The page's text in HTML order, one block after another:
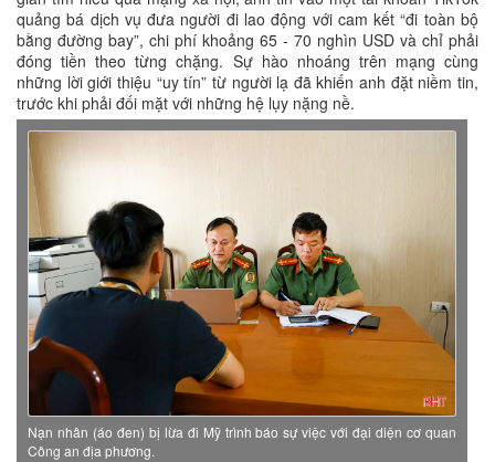
quảng bá dịch vụ đưa người đi lao động với cam kết “đi toàn bộ
bằng đường bay”, chi phí khoảng 65 - 70 nghìn USD và chỉ phải
đóng tiền theo từng chặng. Sự hào nhoáng trên mạng cùng
những lời giới thiệu “uy tín” từ người lạ đã khiến anh đặt niềm tin,
trước khi phải đối mặt với những hệ lụy nặng nề.
Nạn nhân (áo đen) bị lừa đi Mỹ trình báo sự việc với đại diện cơ quan
Công an địa phương.